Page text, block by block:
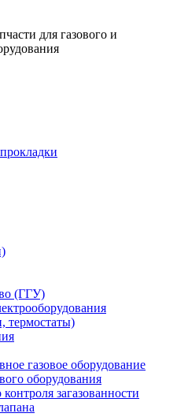
для газового и
(ГГУ)
термостаты)
газовое оборудование
оборудования
загазованности